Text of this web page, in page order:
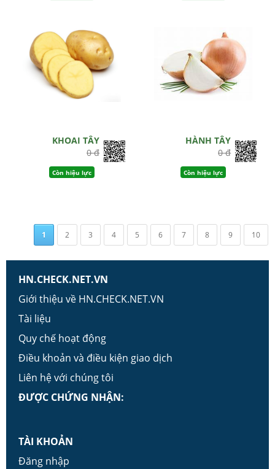
KHOAI TÂY
0 đ
Còn hiệu lực
HÀNH TÂY
0 đ
Còn hiệu lực
1 2 3 4 5 6 7 8 9 10
HN.CHECK.NET.VN
Giới thiệu về HN.CHECK.NET.VN
Tài liệu
Quy chế hoạt động
Điều khoản và điều kiện giao dịch
Liên hệ với chúng tôi
ĐƯỢC CHỨNG NHẬN:
TÀI KHOẢN
Đăng nhập